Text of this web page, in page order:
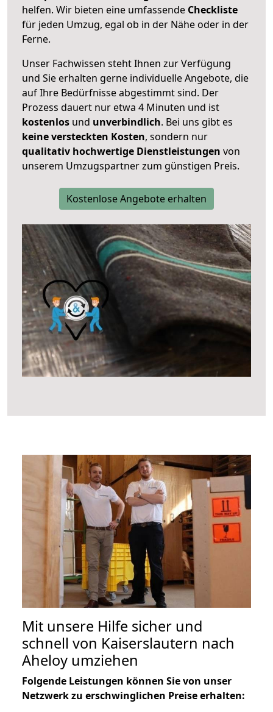
helfen. Wir bieten eine umfassende Checkliste
für jeden Umzug, egal ob in der Nähe oder in der
Ferne.
Unser Fachwissen steht Ihnen zur Verfügung
und Sie erhalten gerne individuelle Angebote, die
auf Ihre Bedürfnisse abgestimmt sind. Der
Prozess dauert nur etwa 4 Minuten und ist
kostenlos und unverbindlich. Bei uns gibt es
keine versteckten Kosten, sondern nur
qualitativ hochwertige Dienstleistungen von
unserem Umzugspartner zum günstigen Preis.
Kostenlose Angebote erhalten
Mit unsere Hilfe sicher und
schnell von Kaiserslautern nach
Aheloy umziehen
Folgende Leistungen können Sie von unser
Netzwerk zu erschwinglichen Preise erhalten: